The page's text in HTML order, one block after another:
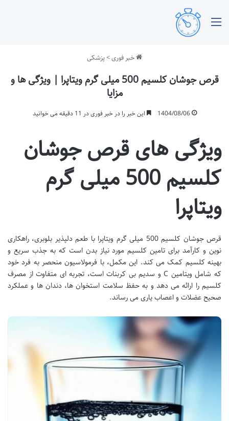
خبر فوری>پزشکی
قرص جوشان کلسیم 500 میلی گرم ویتاپرا | ویژگی ها و
مزایا
1404/08/06 این خبر را در خبر فوری در 11 دقیقه می خوانید
ویژگی های قرص جوشان
کلسیم 500 میلی گرم
ویتاپرا
قرص جوشان کلسیم 500 میلی گرم ویتاپرا با طعم دلپذیر بلوبری، راهکاری
نوین و کارآمد برای تامین کلسیم مورد نیاز بدن است که به جذب سریع و
بهینه کلسیم کمک می کند. این مکمل، با فرمولاسیون منحصر به فرد خود
که شامل ویتامین C و سدیم بی کربنات است، تجربه ای متفاوت از مصرف
کلسیم را ارائه می دهد و به حفظ سلامت استخوان ها، دندان ها و عملکرد
صحیح عضلات و اعصاب یاری می رساند.